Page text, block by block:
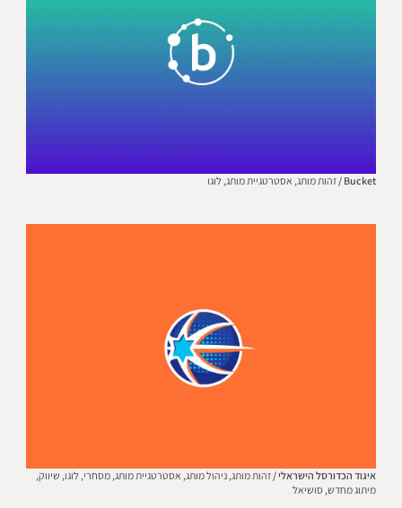
Bucket / זהות מותג, אסטרטגיית מותג, לוגו
איגוד הכדורסל הישראלי / זהות מותג, ניהול מותג, אסטרטגיית מותג, מסחרי, לוגו, שיווק,
מיתוג מחדש, סושיאל